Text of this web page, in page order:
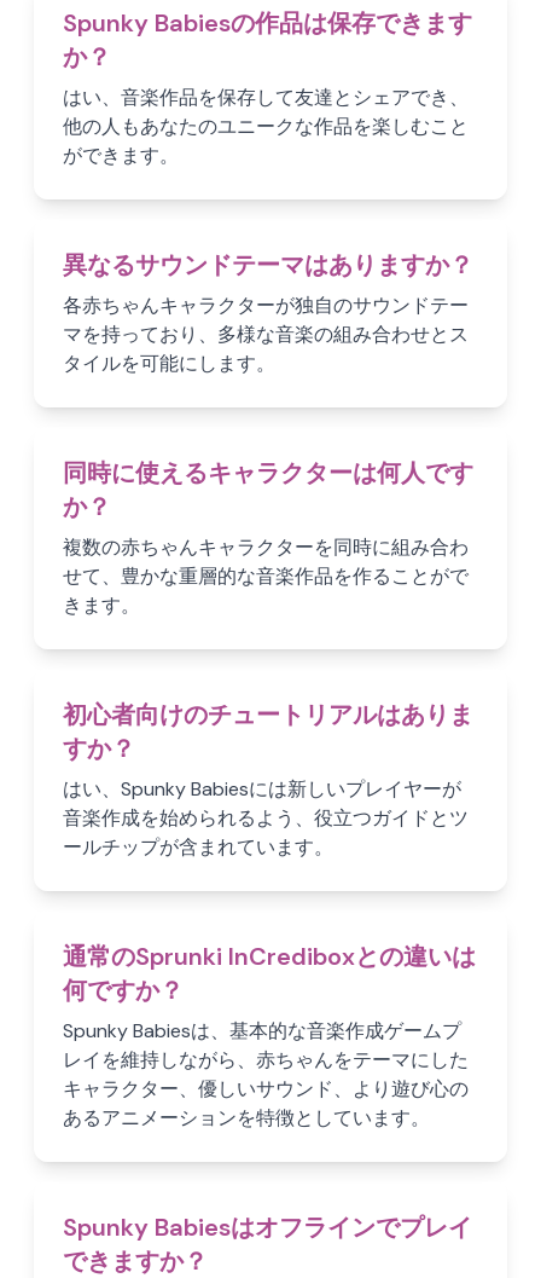
Spunky Babiesの作品は保存できます
か？
はい、音楽作品を保存して友達とシェアでき、
他の人もあなたのユニークな作品を楽しむこと
ができます。
異なるサウンドテーマはありますか？
各赤ちゃんキャラクターが独自のサウンドテー
マを持っており、多様な音楽の組み合わせとス
タイルを可能にします。
同時に使えるキャラクターは何人です
か？
複数の赤ちゃんキャラクターを同時に組み合わ
せて、豊かな重層的な音楽作品を作ることがで
きます。
初心者向けのチュートリアルはありま
すか？
はい、Spunky Babiesには新しいプレイヤーが
音楽作成を始められるよう、役立つガイドとツ
ールチップが含まれています。
通常のSprunki InCrediboxとの違いは
何ですか？
Spunky Babiesは、基本的な音楽作成ゲームプ
レイを維持しながら、赤ちゃんをテーマにした
キャラクター、優しいサウンド、より遊び心の
あるアニメーションを特徴としています。
Spunky Babiesはオフラインでプレイ
できますか？